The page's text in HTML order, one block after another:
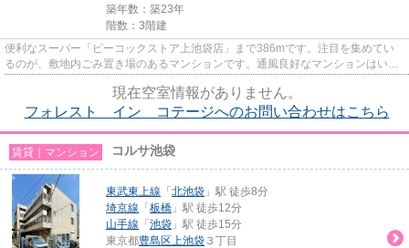
築年数：築23年
階数：3階建
便利なスーパー「ピーコックストア上池袋店」まで386mです。注目を集めてい
るのが、敷地内ごみ置き場のあるマンションです。通風良好なマンションはいつ
現在空室情報がありません。
フォレスト イン コテージへのお問い合わせはこちら
賃貸｜マンション コルサ池袋
東武東上線 「 北池袋 」駅 徒歩8分
埼京線 「 板橋 」駅 徒歩12分
山手線 「 池袋 」駅 徒歩15分
東京都豊島区上池袋 ３丁目